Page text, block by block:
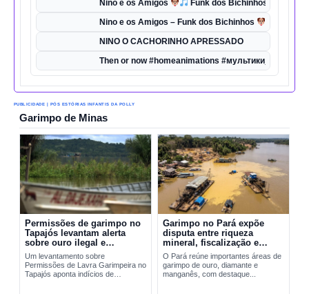
Nino e os Amigos Funk dos Bichinhos | Dança
Nino e os Amigos – Funk dos Bichinhos
NINO O CACHORINHO APRESSADO
Then or now #homeanimations
PUBLICIDADE | PÓS ESTÓRIAS INFANTIS DA POLLY
Garimpo de Minas
Permissões de garimpo no
Tapajós levantam alerta
sobre ouro ilegal e
contaminação por mercúrio
Um levantamento sobre
Permissões de Lavra Garimpeira no
Tapajós aponta indícios de
Garimpo no Pará expõe
disputa entre riqueza
mineral, fiscalização e
riscos ambientais
O Pará reúne importantes áreas de
garimpo de ouro, diamante e
manganês, com destaque...